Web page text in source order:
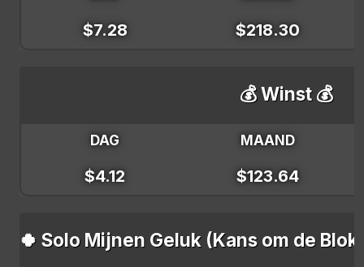
$7.28 $218.30
💰 Winst 💰
DAG MAAND
$4.12 $123.64
🍀 Solo Mijnen Geluk (Kans om de